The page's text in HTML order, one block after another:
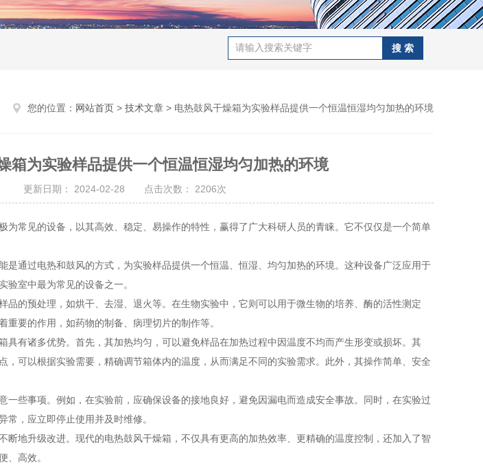
您的位置： 网站首页 > 技术文章 > 电热鼓风干燥箱为实验样品提供一个恒温恒湿均匀加热的环境
箱为实验样品提供一个恒温恒湿均匀加热的环境
更新日期： 2024-02-28 点击次数： 2206次
常见的设备，以其高效、稳定、易操作的特性，赢得了广大科研人员的青睐。它不仅仅是一个简单
通过电热和鼓风的方式，为实验样品提供一个恒温、恒湿、均匀加热的环境。这种设备广泛应用于
验室中最为常见的设备之一。
的预处理，如烘干、去湿、退火等。在生物实验中，它则可以用于微生物的培养、酶的活性测定
要的作用，如药物的制备、病理切片的制作等。
有诸多优势。首先，其加热均匀，可以避免样品在加热过程中因温度不均而产生形变或损坏。其
，可以根据实验需要，精确调节箱体内的温度，从而满足不同的实验需求。此外，其操作简单、安全
些事项。例如，在实验前，应确保设备的接地良好，避免因漏电而造成安全事故。同时，在实验过
常，应立即停止使用并及时维修。
地升级改进。现代的电热鼓风干燥箱，不仅具有更高的加热效率、更精确的温度控制，还加入了智
、高效。